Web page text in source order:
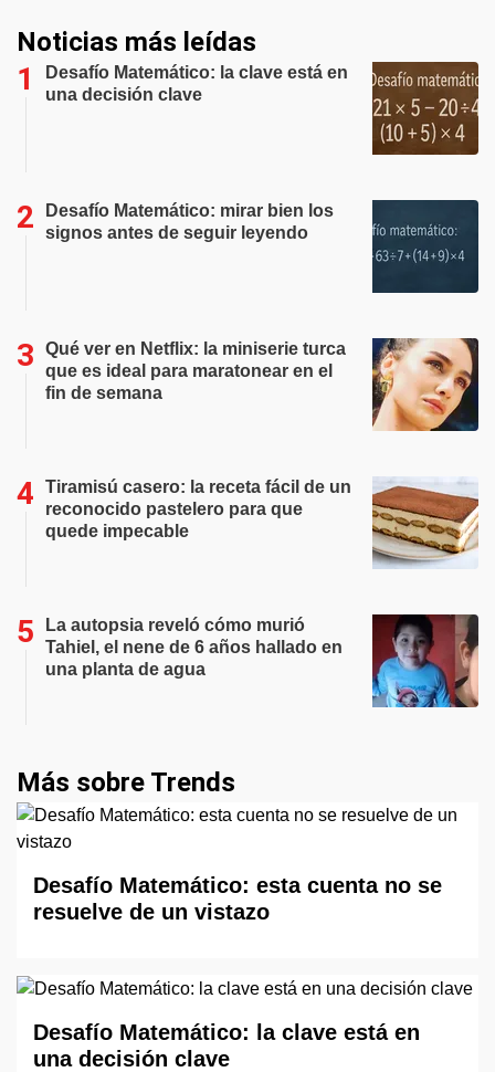
Noticias más leídas
Desafío Matemático: la clave está en
una decisión clave
Desafío Matemático: mirar bien los
signos antes de seguir leyendo
Qué ver en Netflix: la miniserie turca
que es ideal para maratonear en el
fin de semana
Tiramisú casero: la receta fácil de un
reconocido pastelero para que
quede impecable
La autopsia reveló cómo murió
Tahiel, el nene de 6 años hallado en
una planta de agua
Más sobre Trends
Desafío Matemático: esta cuenta no se
resuelve de un vistazo
Desafío Matemático: la clave está en
una decisión clave